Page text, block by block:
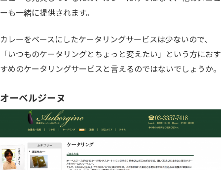
ーも一緒に提供されます。
カレーをベースにしたケータリングサービスは少ないので、
「いつものケータリングとちょっと変えたい」という方におす
すめのケータリングサービスと言えるのではないでしょうか。
オーベルジーヌ